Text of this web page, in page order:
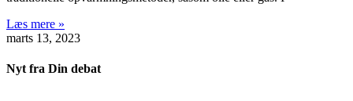
Læs mere »
marts 13, 2023
Nyt fra Din debat